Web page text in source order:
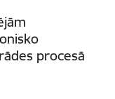
procesā